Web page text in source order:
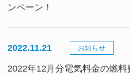
ンペーン！
2022.11.21 お知らせ
2022年12月分電気料金の燃